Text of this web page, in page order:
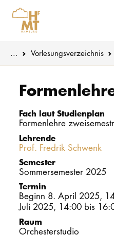
You are here:
... Vorlesungs­verzeichnis
Fach laut Studienplan
Formenlehre
Lehrende
Prof. Fredrik Schwenk
Semester
Sommersemester 2025
Termin
Beginn 8. April 2025,
Juli 2025, 14:00 bis
Raum
Orchesterstudio